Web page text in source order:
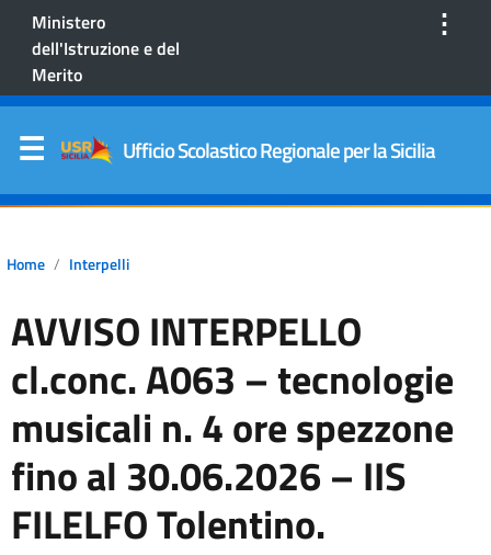
Ministero
dell'Istruzione e del
Merito
⋮
Ufficio Scolastico Regionale per la Sicilia
Home Interpelli
AVVISO INTERPELLO
cl.conc. A063 – tecnologie
musicali n. 4 ore spezzone
fino al 30.06.2026 – IIS
FILELFO Tolentino.